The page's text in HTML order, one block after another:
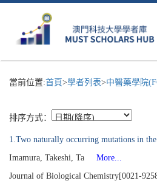
當前位置:首頁>學者列表>中醫藥學院
排序方式：
1.Two naturally occurring mutations in
Imamura, Takeshi, Ta
More...
Journal of Biological Chemistry[0021-